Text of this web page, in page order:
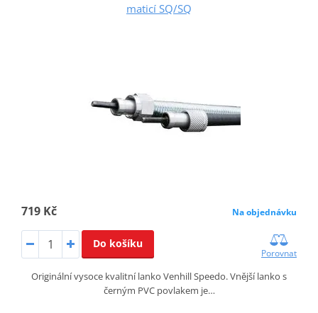
maticí SQ/SQ
719 Kč Na objednávku
Do košíku
Porovnat
Originální vysoce kvalitní lanko Venhill Speedo. Vnější lanko s
černým PVC povlakem je…